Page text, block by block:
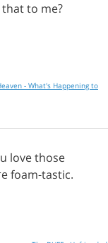
thatto me?
- What's Happening to
lovethose
foam-tastic.